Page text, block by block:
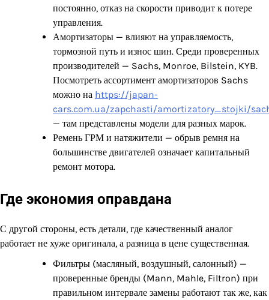
постоянно, отказ на скорости приводит к потере
управления.
Амортизаторы — влияют на управляемость,
тормозной путь и износ шин. Среди проверенных
производителей — Sachs, Monroe, Bilstein, KYB.
Посмотреть ассортимент амортизаторов Sachs
можно на https://japan-
cars.com.ua/zapchasti/amortizatory_stojki/
— там представлены модели для разных марок.
Ремень ГРМ и натяжители — обрыв ремня на
большинстве двигателей означает капитальный
ремонт мотора.
Где экономия оправдана
С другой стороны, есть детали, где качественный аналог
работает не хуже оригинала, а разница в цене существенная.
Фильтры (масляный, воздушный, салонный) —
проверенные бренды (Mann, Mahle, Filtron) при
правильном интервале замены работают так же, как